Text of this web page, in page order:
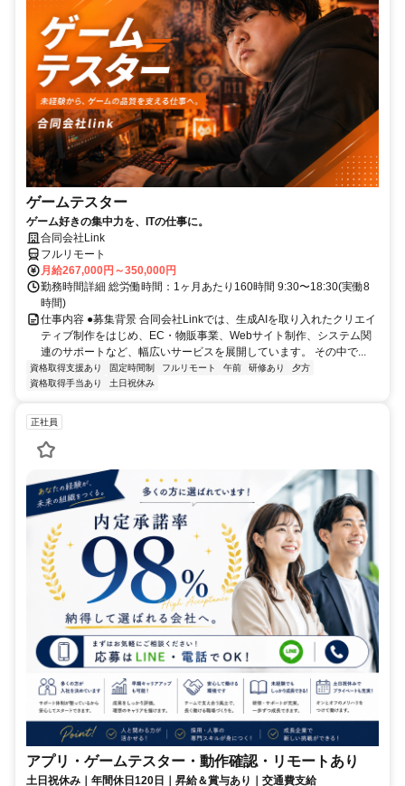
ゲームテスター
ゲーム好きの集中力を、ITの仕事に。
合同会社Link
フルリモート
月給267,000円～350,000円
勤務時間詳細 総労働時間：1ヶ月あたり160時間 9:30〜18:30(実働8
時間)
仕事内容 ●募集背景 合同会社Linkでは、生成AIを取り入れたクリエイ
ティブ制作をはじめ、EC・物販事業、Webサイト制作、システム関
連のサポートなど、幅広いサービスを展開しています。 その中で...
資格取得支援あり 固定時間制 フルリモート 午前 研修あり
夕方
資格取得手当あり
土日祝休み
正社員
アプリ・ゲームテスター・動作確認・リモートあり
土日祝休み｜年間休日120日｜昇給＆賞与あり｜交通費支給